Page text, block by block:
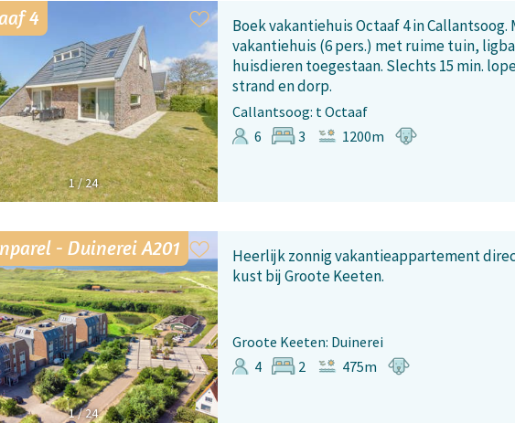
1/24
4
Boek vakantiehuis Octaaf 4 in Callantsoog.
vakantiehuis (6 pers.) met ruime tuin,
huisdieren toegestaan. Slechts 15 min.
strand en dorp.
Callantsoog: t Octaaf
6
3 1200m
1/24
- Duinerei A201
Heerlijk zonnig vakantieappartement
kust bij Groote Keeten.
Groote Keeten: Duinerei
4
2 475m